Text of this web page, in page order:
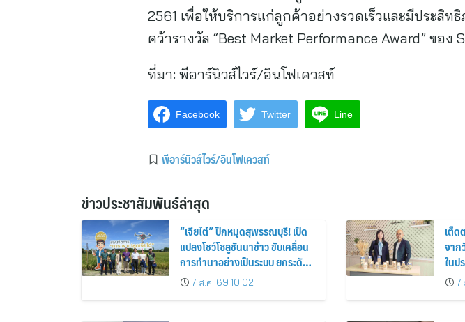
2561 เพื่อให้บริการแก่ลูกค้าอย่างรวดเร็วและมีประสิ
คว้ารางวัล “Best Market Performance Award” ขอ
ที่มา: พีอาร์นิวส์ไวร์/อินโฟเควสท์
Facebook Twitter Line
พีอาร์นิวส์ไวร์/อินโฟเควสท์
ข่าวประชาสัมพันธ์ล่าสุด
“เจียไต๋” ปักหมุดสุพรรณบุรี! เปิด
แปลงโชว์โซลูชันนาข้าว ขับเคลื่อน
การทำนาอย่างเป็นระบบ ยกระดับ
เกษตรกรไทย
7 ส.ค. 69 10:02
เต็
จาก
ในป
เชีย7